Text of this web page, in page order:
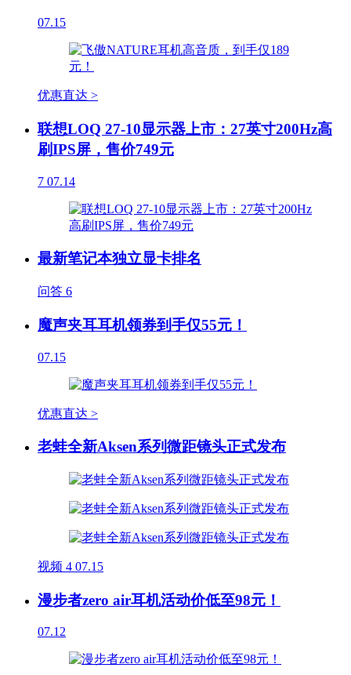
07.15
优惠直达 >
联想LOQ 27-10显示器上市：27英寸200Hz高
刷IPS屏，售价749元
7 07.14
最新笔记本独立显卡排名
问答 6
魔声夹耳耳机领券到手仅55元！
07.15
优惠直达 >
老蛙全新Aksen系列微距镜头正式发布
视频 4 07.15
漫步者zero air耳机活动价低至98元！
07.12